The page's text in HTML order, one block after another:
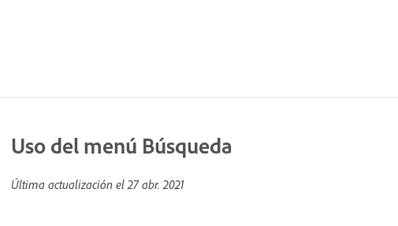
Uso del menú Búsqueda
Última actualización el27 abr. 2021